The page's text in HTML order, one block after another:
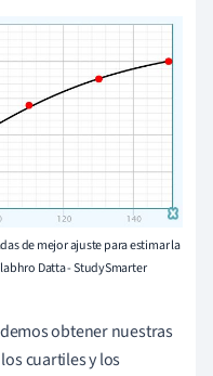
de mejor ajuste para estimar la
Datta - StudySmarter
obtener nuestras
cuartiles y los